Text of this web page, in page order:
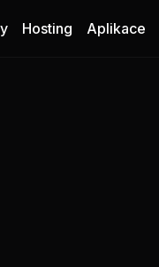
Hosting Aplikace